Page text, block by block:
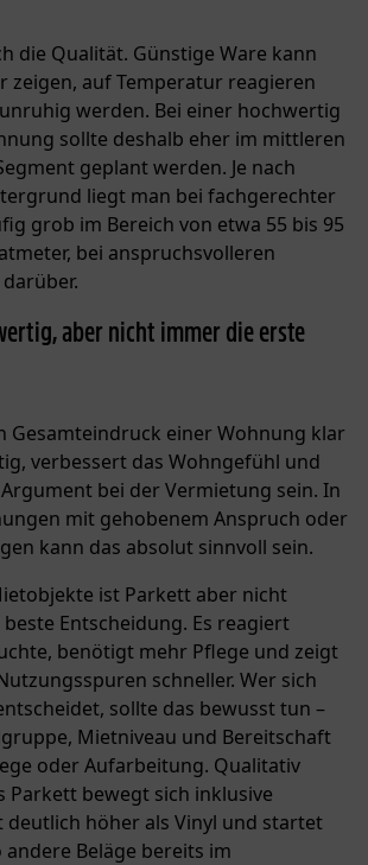
die Qualität. Günstige Ware kann
zeigen, auf Temperatur reagieren
werden. Bei einer hochwertig
sollte deshalb eher im mittleren
geplant werden. Je nach
liegt man bei fachgerechter
grob im Bereich von etwa 55 bis 95
bei anspruchsvolleren
aber nicht immer die erste
Gesamteindruck einer Wohnung klar
verbessert das Wohngefühl und
bei der Vermietung sein. In
mit gehobenem Anspruch oder
kann das absolut sinnvoll sein.
ist Parkett aber nicht
Entscheidung. Es reagiert
benötigt mehr Pflege und zeigt
schneller. Wer sich
sollte das bewusst tun –
Mietniveau und Bereitschaft
oder Aufarbeitung. Qualitativ
Parkett bewegt sich inklusive
deutlich höher als Vinyl und startet
Beläge bereits im